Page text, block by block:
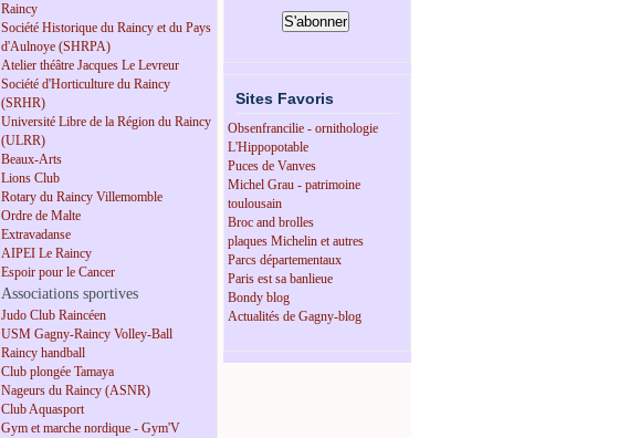
Raincy
Société Historique du Raincy et du Pays
d'Aulnoye (SHRPA)
Atelier théâtre Jacques Le Levreur
Société d'Horticulture du Raincy
(SRHR)
Université Libre de la Région du Raincy
(ULRR)
Beaux-Arts
Lions Club
Rotary du Raincy Villemomble
Ordre de Malte
Extravadanse
AIPEI Le Raincy
Espoir pour le Cancer
Associations sportives
Judo Club Raincéen
USM Gagny-Raincy Volley-Ball
Raincy handball
Club plongée Tamaya
Nageurs du Raincy (ASNR)
Club Aquasport
Gym et marche nordique - Gym'V
Sites Favoris
Obsenfrancilie - ornithologie
L'Hippopotable
Puces de Vanves
Michel Grau - patrimoine
toulousain
Broc and brolles
plaques Michelin et autres
Parcs départementaux
Paris est sa banlieue
Bondy blog
Actualités de Gagny-blog